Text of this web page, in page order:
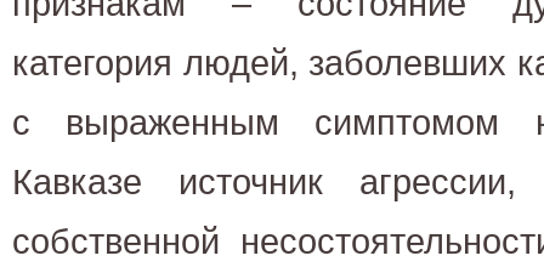
категория людей, заболевших
с выраженным симптомом
Кавказе источник
собственной